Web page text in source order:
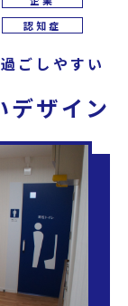
認知症
ごしやすい
デザイン